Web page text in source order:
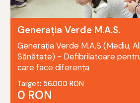
Generația Verde M.A.S.
Generația Verde M.A.S (Mediu,
Sănătate) - Defibrilatoare
care face diferența
Target: 56.000 RON
0 RON